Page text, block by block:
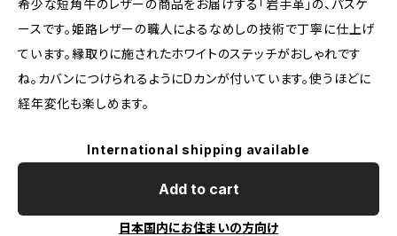
希少な短角牛のレザーの商品をお届けする「岩手革」の、パスケ
ースです。姫路レザーの職人によるなめしの技術で丁寧に仕上げ
ています。縁取りに施されたホワイトのステッチがおしゃれです
ね。カバンにつけられるようにDカンが付いています。使うほどに
経年変化も楽しめます。
International shipping available
Add to cart
日本国内にお住まいの方向け